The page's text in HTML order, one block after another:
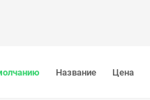
Название Цена